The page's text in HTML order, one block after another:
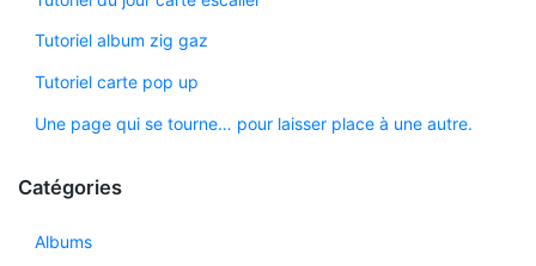
Tutoriel album zig gaz
Tutoriel carte pop up
Une page qui se tourne… pour laisser place à une autre.
Catégories
Albums